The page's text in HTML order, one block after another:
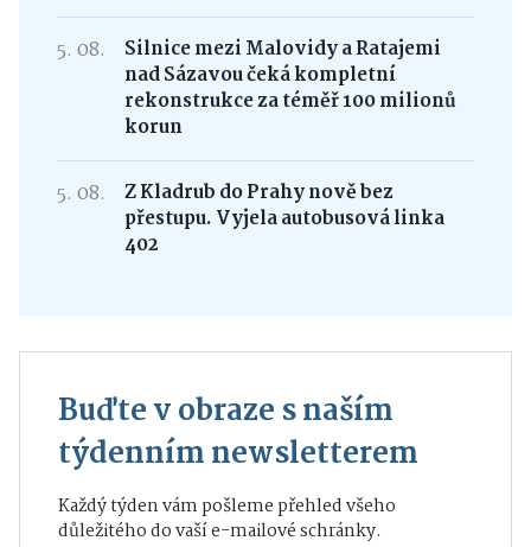
5. 08.
Silnice mezi Malovidy a Ratajemi
nad Sázavou čeká kompletní
rekonstrukce za téměř 100 milionů
korun
5. 08.
Z Kladrub do Prahy nově bez
přestupu. Vyjela autobusová linka
402
Buďte v obraze s naším
týdenním newsletterem
Každý týden vám pošleme přehled všeho
důležitého do vaší e-mailové schránky.